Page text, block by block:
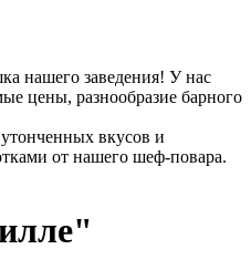
нашего заведения! У нас
цены, разнообразие барного
вкусов и
от нашего шеф-повара.